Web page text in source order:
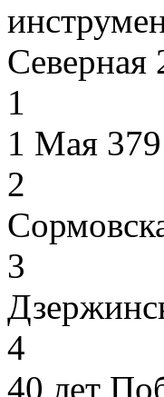
Северная
1
1 Мая 379
2
3
4
40 лет